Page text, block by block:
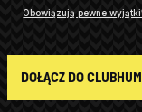
Obowiązują pewne
DOŁĄCZ DO